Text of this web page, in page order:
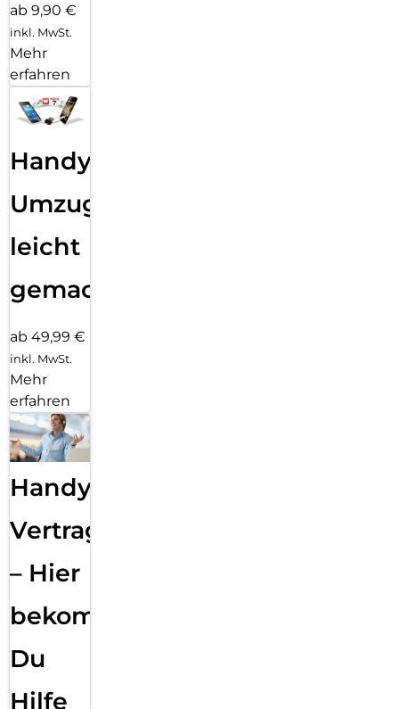
ab 9,90 €
inkl. MwSt.
Mehr
erfahren
Handy
Umzug
leicht
gemacht!
ab 49,99 €
inkl. MwSt.
Mehr
erfahren
Handy
Vertragsabwicklung
– Hier
bekommst
Du
Hilfe